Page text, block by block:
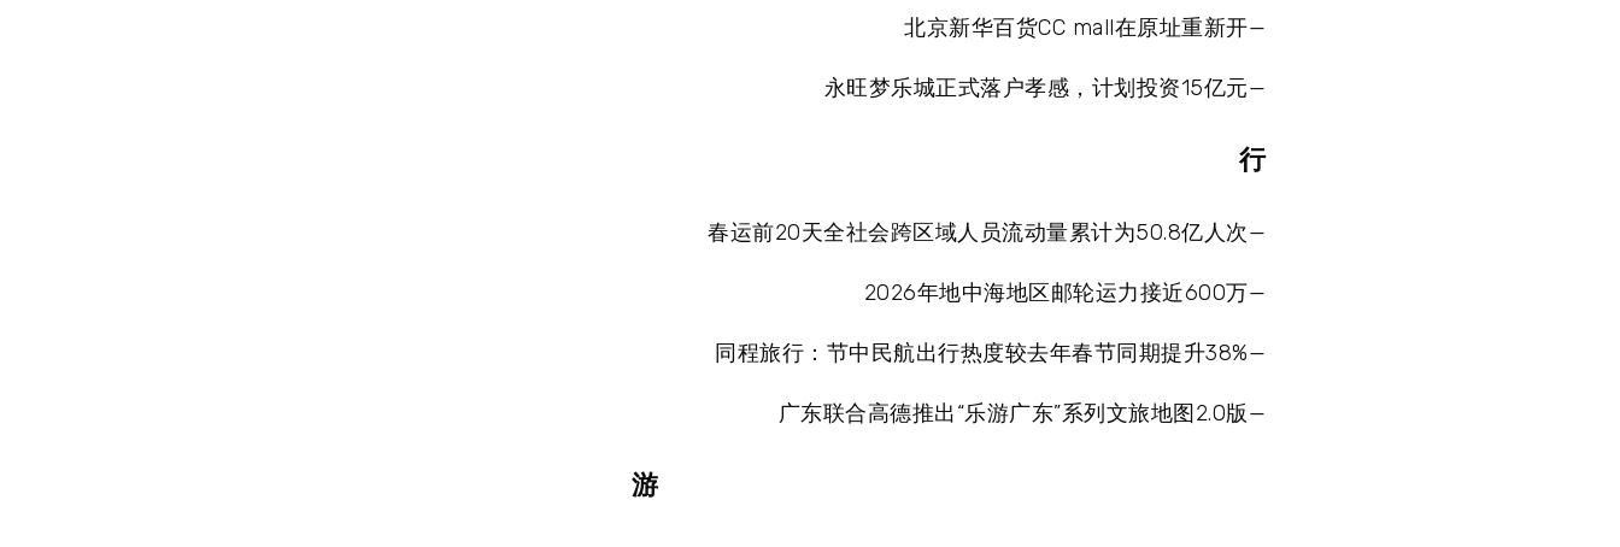
北京新华百货CC mall在原址重新开—
永旺梦乐城正式落户孝感，计划投资15亿元—
行
春运前20天全社会跨区域人员流动量累计为50.8亿人次—
2026年地中海地区邮轮运力接近600万—
同程旅行：节中民航出行热度较去年春节同期提升38%—
广东联合高德推出“乐游广东”系列文旅地图2.0版—
游